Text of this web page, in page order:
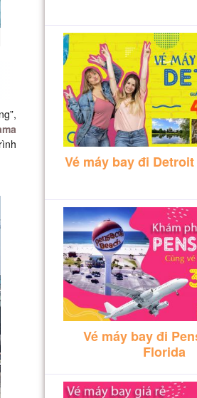
Vé máy bay đi
Vé máy bay đi
Florida